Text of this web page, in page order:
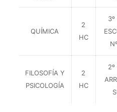
QUÍMICA
2
HC
3º
FILOSOFÍA Y
PSICOLOGÍA
2
HC
2º